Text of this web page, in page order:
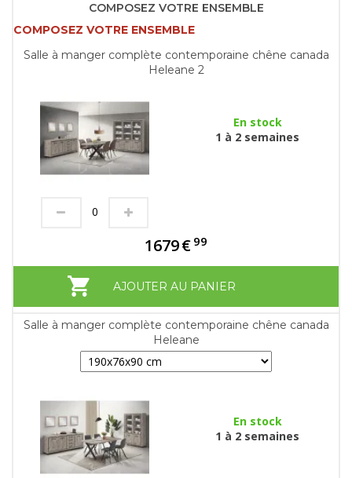
COMPOSEZ VOTRE ENSEMBLE
COMPOSEZ VOTRE ENSEMBLE
Salle à manger complète contemporaine chêne canada
Heleane 2
En stock
1 à 2 semaines
1679€ 99
AJOUTER AU PANIER
Salle à manger complète contemporaine chêne canada
Heleane
En stock
1 à 2 semaines